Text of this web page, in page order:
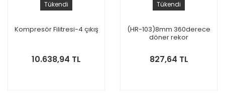
Tükendi
Kompresör Filitresi-4 çıkış
10.638,94 TL
Tükendi
(HR-103)8mm 360derece
döner rekor
827,64 TL